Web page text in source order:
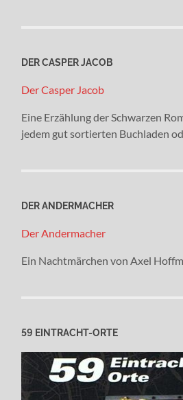
DER CASPER JACOB
Der Casper Jacob
Eine Erzählung der Schwarzen
jedem gut sortierten Buchladen
DER ANDERMACHER
Der Andermacher
Ein Nachtmärchen von Axel
59 EINTRACHT-ORTE